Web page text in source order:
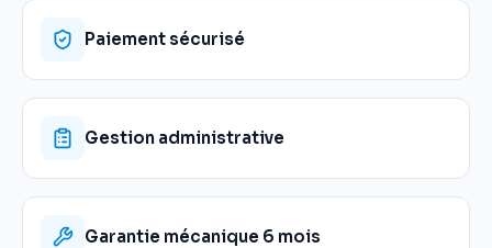
Paiement sécurisé
Gestion administrative
Garantie mécanique 6 mois